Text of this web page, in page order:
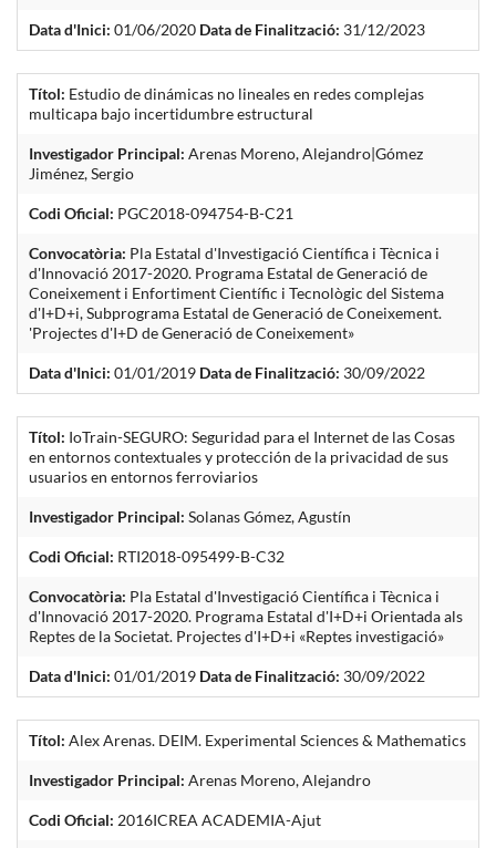
Data d'Inici: 01/06/2020 Data de Finalització: 31/12/2023
Títol: Estudio de dinámicas no lineales en redes complejas
multicapa bajo incertidumbre estructural
Investigador Principal: Arenas Moreno, Alejandro|Gómez
Jiménez, Sergio
Codi Oficial: PGC2018-094754-B-C21
Convocatòria: Pla Estatal d'Investigació Científica i Tècnica i
d'Innovació 2017-2020. Programa Estatal de Generació de
Coneixement i Enfortiment Científic i Tecnològic del Sistema
d'I+D+i, Subprograma Estatal de Generació de Coneixement.
'Projectes d'I+D de Generació de Coneixement»
Data d'Inici: 01/01/2019 Data de Finalització: 30/09/2022
Títol: IoTrain-SEGURO: Seguridad para el Internet de las Cosas
en entornos contextuales y protección de la privacidad de sus
usuarios en entornos ferroviarios
Investigador Principal: Solanas Gómez, Agustín
Codi Oficial: RTI2018-095499-B-C32
Convocatòria: Pla Estatal d'Investigació Científica i Tècnica i
d'Innovació 2017-2020. Programa Estatal d'I+D+i Orientada als
Reptes de la Societat. Projectes d'I+D+i «Reptes investigació»
Data d'Inici: 01/01/2019 Data de Finalització: 30/09/2022
Títol: Alex Arenas. DEIM. Experimental Sciences & Mathematics
Investigador Principal: Arenas Moreno, Alejandro
Codi Oficial: 2016ICREA ACADEMIA-Ajut